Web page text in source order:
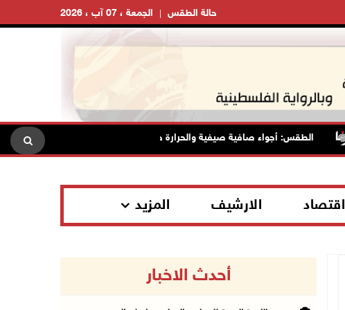
الجمعة ، 07 آب ، 2026 حالة الطقس
الطقس: أجواء صافية صيفية والحرارة حول معدلها العام محافظة
اقتصاد الارشيف المزيد
أحدث الاخبار